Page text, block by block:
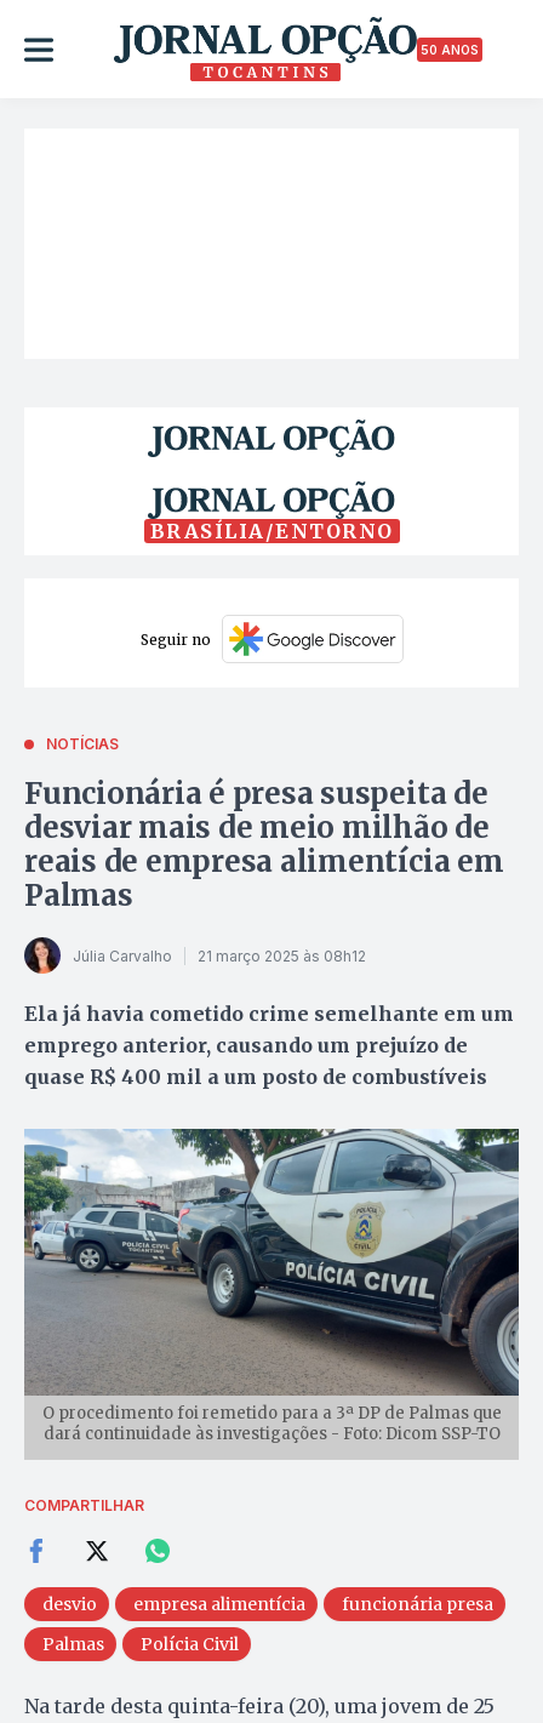
50 ANOS
BRASÍLIA/ENTORNO
Seguir no
NOTÍCIAS
Funcionária é presa suspeita de
desviar mais de meio milhão de
reais de empresa alimentícia em
Palmas
Júlia Carvalho 21 março 2025 às 08h12
Ela já havia cometido crime semelhante em um
emprego anterior, causando um prejuízo de
quase R$ 400 mil a um posto de combustíveis
O procedimento foi remetido para a 3ª DP de Palmas que
dará continuidade às investigações - Foto: Dicom SSP-TO
COMPARTILHAR
desvio empresa alimentícia
funcionária presa
Palmas
Polícia Civil
Na tarde desta quinta-feira (20), uma jovem de 25